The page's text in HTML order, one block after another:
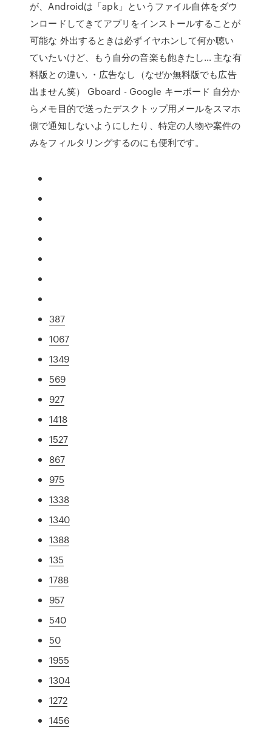
が、Androidは「apk」というファイル自体をダウ
ンロードしてきてアプリをインストールすることが
可能な 外出するときは必ずイヤホンして何か聴い
ていたいけど、もう自分の音楽も飽きたし… 主な有
料版との違い, ・広告なし（なぜか無料版でも広告
出ません笑） Gboard - Google キーボード 自分か
らメモ目的で送ったデスクトップ用メールをスマホ
側で通知しないようにしたり、特定の人物や案件の
みをフィルタリングするのにも便利です。
387
1067
1349
569
927
1418
1527
867
975
1338
1340
1388
135
1788
957
540
50
1955
1304
1272
1456